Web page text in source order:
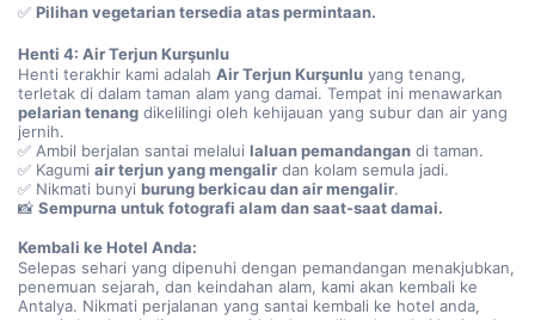
✅ Pilihan vegetarian tersedia atas permintaan.
Henti 4: Air Terjun Kurşunlu
Henti terakhir kami adalah Air Terjun Kurşunlu yang tenang,
pelarian tenang dikelilingi oleh kehijauan yang subur dan air yang
jernih.
✅ Ambil berjalan santai melalui laluan pemandangan di taman.
✅ Kagumi air terjun yang mengalir dan kolam semula jadi.
✅ Nikmati bunyi burung berkicau dan air mengalir.
📸 Sempurna untuk fotografi alam dan saat-saat damai.
Kembali ke Hotel Anda:
Selepas sehari yang dipenuhi dengan pemandangan menakjubkan,
penemuan sejarah, dan keindahan alam, kami akan kembali ke
Antalya. Nikmati perjalanan yang santai kembali ke hotel anda,